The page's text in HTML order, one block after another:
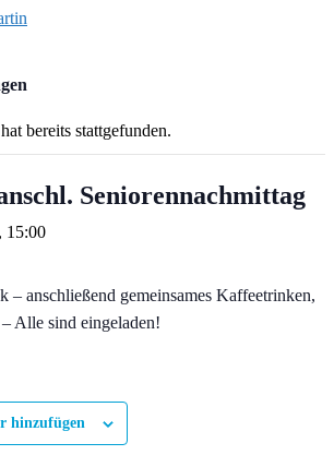
bereits stattgefunden.
Seniorennachmittag
15:00
– anschließend gemeinsames Kaffeetrinken,
Alle sind eingeladen!
hinzufügen